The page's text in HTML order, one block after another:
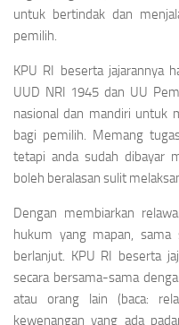
untuk bertindak dan
pemilih.
KPU RI beserta jajarannya
UUD NRI 1945 dan UU
nasional dan mandiri untuk
bagi pemilih. Memang
tetapi anda sudah dibayar
boleh beralasan sulit
Dengan membiarkan
hukum yang mapan, sama
berlanjut. KPU RI beserta
secara bersama-sama
atau orang lain (baca:
kewenangan yang ada